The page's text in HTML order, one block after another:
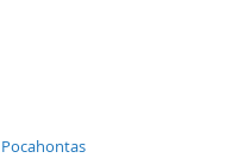
Pocahontas